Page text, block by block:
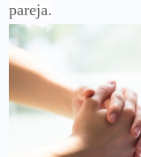
pareja.